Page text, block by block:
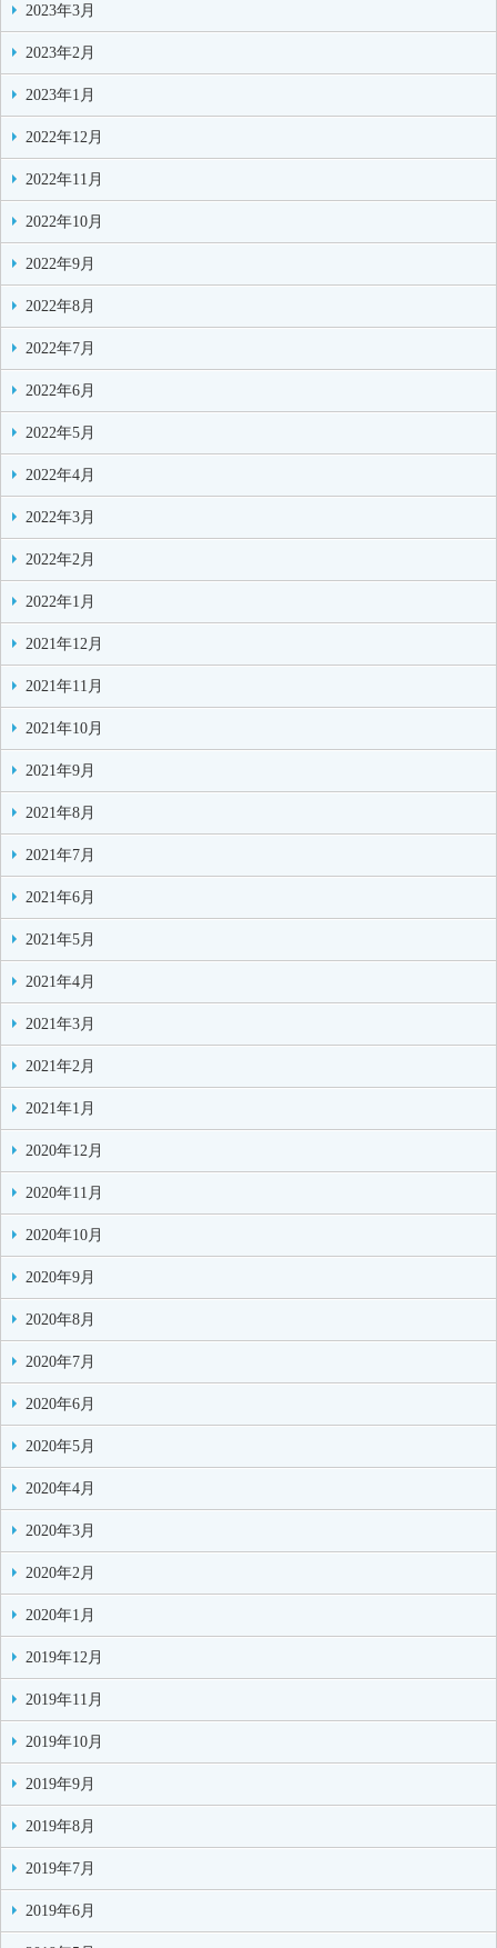
2023年3月
2023年2月
2023年1月
2022年12月
2022年11月
2022年10月
2022年9月
2022年8月
2022年7月
2022年6月
2022年5月
2022年4月
2022年3月
2022年2月
2022年1月
2021年12月
2021年11月
2021年10月
2021年9月
2021年8月
2021年7月
2021年6月
2021年5月
2021年4月
2021年3月
2021年2月
2021年1月
2020年12月
2020年11月
2020年10月
2020年9月
2020年8月
2020年7月
2020年6月
2020年5月
2020年4月
2020年3月
2020年2月
2020年1月
2019年12月
2019年11月
2019年10月
2019年9月
2019年8月
2019年7月
2019年6月